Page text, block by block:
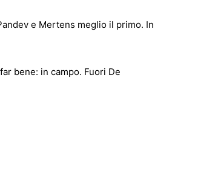
e Mertens meglio il primo. In
bene: in campo. Fuori De